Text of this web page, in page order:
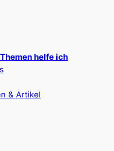
helfe ich
& Artikel